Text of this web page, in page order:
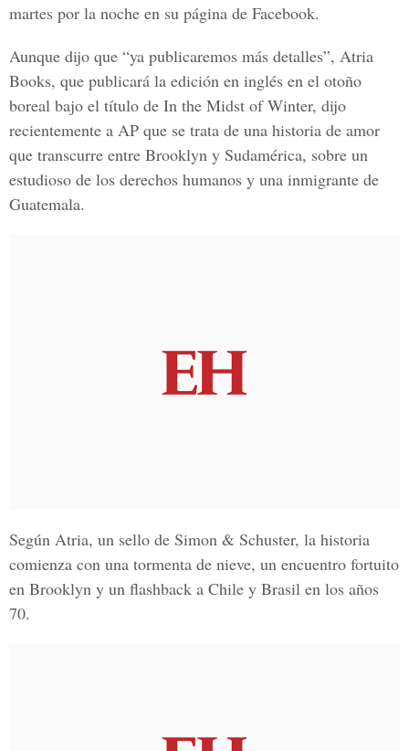
martes por la noche en su página de Facebook.
Aunque dijo que “ya publicaremos más detalles”, Atria
Books, que publicará la edición en inglés en el otoño
boreal bajo el título de In the Midst of Winter, dijo
recientemente a AP que se trata de una historia de amor
que transcurre entre Brooklyn y Sudamérica, sobre un
estudioso de los derechos humanos y una inmigrante de
Guatemala.
Según Atria, un sello de Simon & Schuster, la historia
comienza con una tormenta de nieve, un encuentro fortuito
en Brooklyn y un flashback a Chile y Brasil en los años
70.